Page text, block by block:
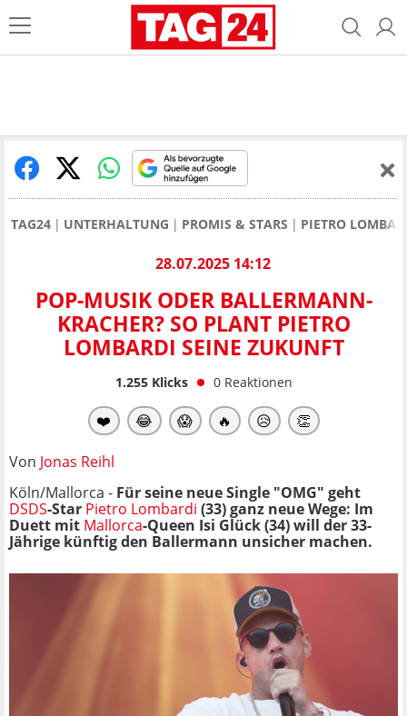
TAG24 UNTERHALTUNG PROMIS & STARS PIETRO
28.07.2025 14:12
POP-MUSIK ODER BALLERMANN-
KRACHER? SO PLANT PIETRO
LOMBARDI SEINE ZUKUNFT
1.255Klicks 0 Reaktionen
❤️ 😂 😱 🔥 😥 👏
Von Jonas Reihl
Köln/Mallorca - Für seine neue Single "OMG" geht
DSDS-Star Pietro Lombardi (33) ganz neue Wege: Im
Duett mit Mallorca-Queen Isi Glück (34) will der 33-
Jährige künftig den Ballermann unsicher machen.